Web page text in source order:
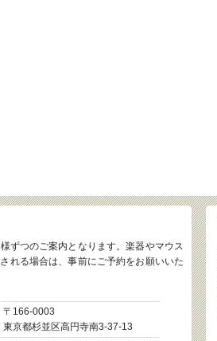
ずつのご案内となります。楽器やマウス
れる場合は、事前にご予約をお願いいた
〒166-0003
東京都杉並区高円寺南3-37-13